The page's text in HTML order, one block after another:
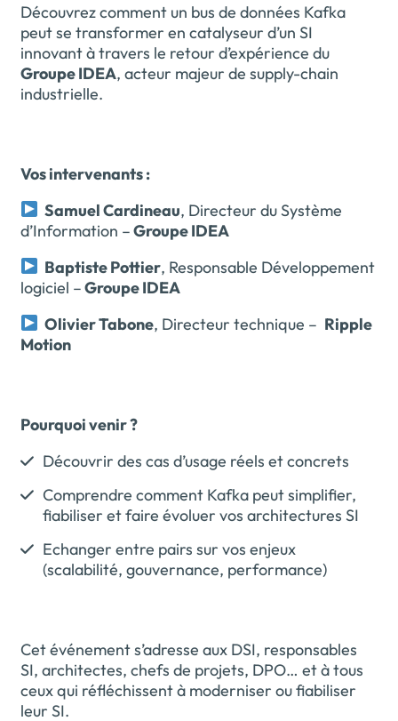
Découvrez comment un bus de données Kafka
peut se transformer en catalyseur d’un SI
innovant à travers le retour d’expérience du
Groupe IDEA, acteur majeur de supply-chain
industrielle.
Vos intervenants :
Samuel Cardineau, Directeur du Système
d’Information –Groupe IDEA
Baptiste Pottier, Responsable Développement
logiciel –Groupe IDEA
Olivier Tabone, Directeur technique – Ripple
Motion
Pourquoi venir ?
Découvrir des cas d’usage réels et concrets
Comprendre comment Kafka peut simplifier,
fiabiliser et faire évoluer vos architectures SI
Echanger entre pairs sur vos enjeux
(scalabilité, gouvernance, performance)
Cet événement s’adresse aux DSI, responsables
SI, architectes, chefs de projets, DPO… et à tous
ceux qui réfléchissent à moderniser ou fiabiliser
leur SI.